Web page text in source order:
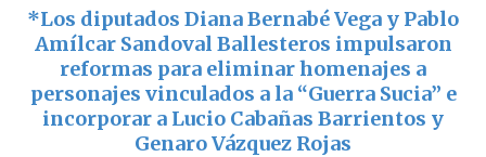
*Los diputados Diana Bernabé Vega y Pablo
Amílcar Sandoval Ballesteros impulsaron
reformas para eliminar homenajes a
personajes vinculados a la “Guerra Sucia” e
incorporar a Lucio Cabañas Barrientos y
Genaro Vázquez Rojas